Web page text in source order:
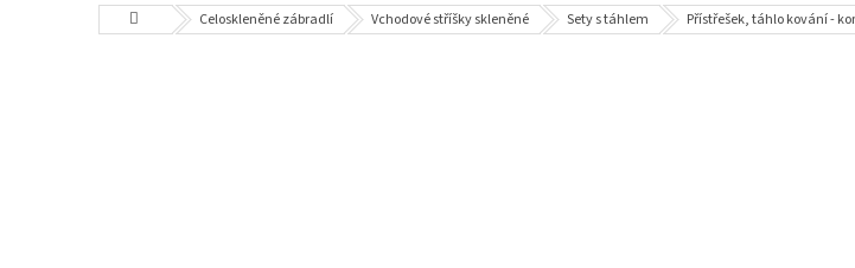
Domů Celoskleněné zábradlí Vchodové stříšky skleněné Sety s táhlem Přístřešek, táhlo kování -